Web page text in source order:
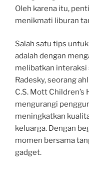
Oleh karena itu,
menikmati liburan
Salah satu tips
adalah dengan
melibatkan interaksi
Radesky, seorang
C.S. Mott
mengurangi
meningkatkan
keluarga. Dengan
momen bersama
gadget.